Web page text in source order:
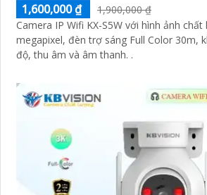
1,600,000 ₫
1,900,000 ₫
Camera IP Wifi KX-S5W với hình ảnh
megapixel, đèn trợ sáng Full Color 30m,
độ, thu âm và âm thanh. .